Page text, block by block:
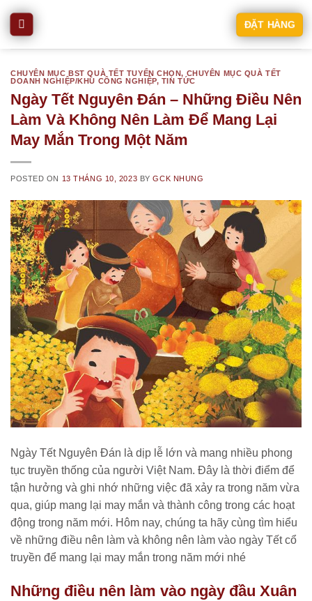
Skip
content
ĐẶT HÀNG
CHUYÊN MỤC BST QUÀ TẾT TUYỂN CHỌN, CHUYÊN MỤC QUÀ TẾT
DOANH NGHIỆP/KHU CÔNG NGHIỆP, TIN TỨC
Ngày Tết Nguyên Đán – Những Điều Nên
Làm Và Không Nên Làm Để Mang Lại
May Mắn Trong Một Năm
POSTED ON 13 THÁNG 10, 2023 BYGCK NHUNG
Ngày Tết Nguyên Đán là dịp lễ lớn và mang nhiều phong
tục truyền thống của người Việt Nam. Đây là thời điểm để
tận hưởng và ghi nhớ những việc đã xảy ra trong năm vừa
qua, giúp mang lại may mắn và thành công trong các hoạt
động trong năm mới. Hôm nay, chúng ta hãy cùng tìm hiểu
về những điều nên làm và không nên làm vào ngày Tết cổ
truyền để mang lại may mắn trong năm mới nhé
Những điều nên làm vào ngày đầu Xuân